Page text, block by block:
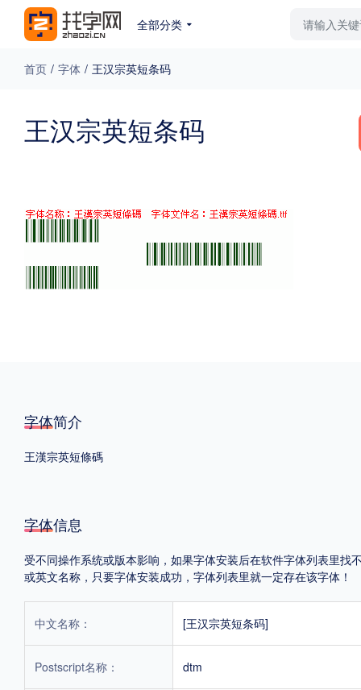
全部分类
免费下载 收费下载 更多
硬笔手写
.TTF
中国大陆
首页 / 字体 / 王汉宗英短条码
王汉宗英短条码
字体简介
王漢宗英短條碼
字体信息
受不同操作系统或版本影响，如果字体安装后在软件字体列表里
或英文名称，只要字体安装成功，字体列表里就一定存在该字体！
中文名称： [王汉宗英短条码]
Postscript名称： dtm